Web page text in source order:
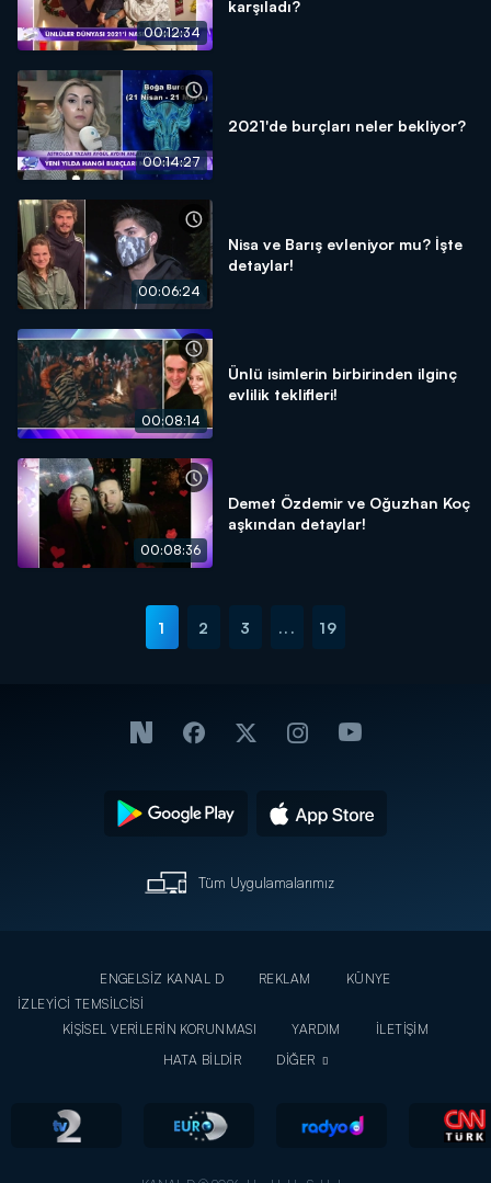
00:12:34
karşıladı?
00:14:27
2021'de burçları neler bekliyor?
00:06:24
Nisa ve Barış evleniyor mu? İşte
detaylar!
00:08:14
Ünlü isimlerin birbirinden ilginç
evlilik teklifleri!
00:08:36
Demet Özdemir ve Oğuzhan Koç
aşkından detaylar!
1 2 3 ... 19
Tüm Uygulamalarımız
ENGELSİZ KANAL D REKLAM
KÜNYE
İZLEYİCİ TEMSİLCİSİ
KİŞİSEL VERİLERİN KORUNMASI
YARDIM
İLETİŞİM
HATA BİLDİR
DİĞER